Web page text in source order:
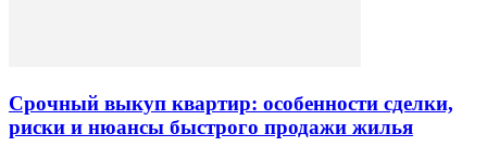
Срочный выкуп квартир: особенности сделки,
риски и нюансы быстрого продажи жилья